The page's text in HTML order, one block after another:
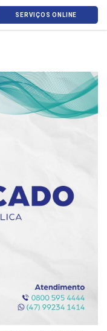
SERVIÇOS ONLINE